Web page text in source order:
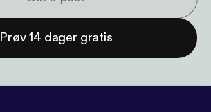
Prøv 14 dager gratis